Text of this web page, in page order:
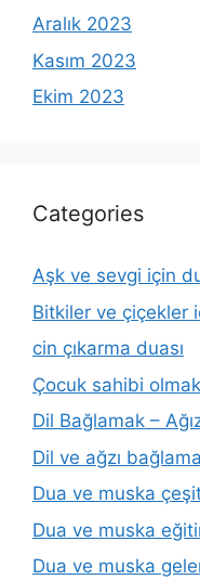
Aralık 2023
Kasım 2023
Ekim 2023
Categories
Aşk ve sevgi için
Bitkiler ve çiçekler
cin çıkarma duası
Çocuk sahibi
Dil Bağlamak –
Dil ve ağzı
Dua ve muska
Dua ve muska
Dua ve muska